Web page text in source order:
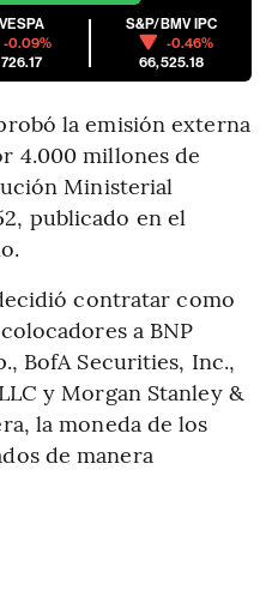
-0.09%
S&P/BMV IPC
-0.46%
66,525.18
la emisión externa
4.000 millones de
Ministerial
publicado en el
contratar como
a BNP
BofA Securities, Inc.,
y Morgan Stanley &
la moneda de los
de manera